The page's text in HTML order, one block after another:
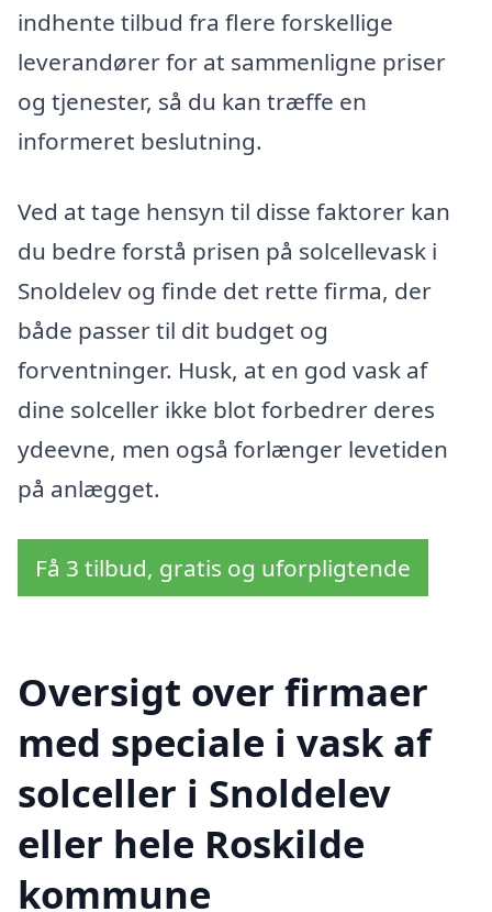
indhente tilbud fra flere forskellige
leverandører for at sammenligne priser
og tjenester, så du kan træffe en
informeret beslutning.
Ved at tage hensyn til disse faktorer kan
du bedre forstå prisen på solcellevask i
Snoldelev og finde det rette firma, der
både passer til dit budget og
forventninger. Husk, at en god vask af
dine solceller ikke blot forbedrer deres
ydeevne, men også forlænger levetiden
på anlægget.
Få 3 tilbud, gratis og uforpligtende
Oversigt over firmaer
med speciale i vask af
solceller i Snoldelev
eller hele Roskilde
kommune